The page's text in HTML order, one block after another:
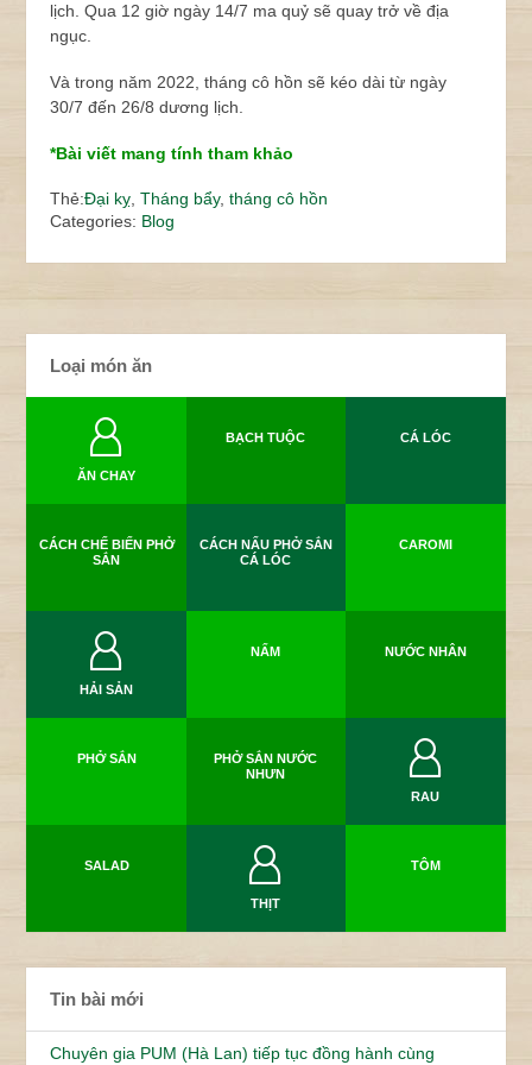
lịch. Qua 12 giờ ngày 14/7 ma quỷ sẽ quay trở về địa
ngục.
Và trong năm 2022, tháng cô hồn sẽ kéo dài từ ngày
30/7 đến 26/8 dương lịch.
*Bài viết mang tính tham khảo
Thẻ:Đại kỵ,Tháng bẩy,tháng cô hồn
Categories: Blog
Loại món ăn
ĂN CHAY
BẠCH TUỘC CÁ LÓC
CÁCH CHẾ BIẾN PHỞ
SẮN
CÁCH NẤU PHỞ SẮN
CÁ LÓC
CAROMI
HẢI SẢN
NẤM NƯỚC NHÂN
PHỞ SẮN
PHỞ SẮN NƯỚC
NHƯN
RAU
SALAD
THỊT
TÔM
Tin bài mới
Chuyên gia PUM (Hà Lan) tiếp tục đồng hành cùng